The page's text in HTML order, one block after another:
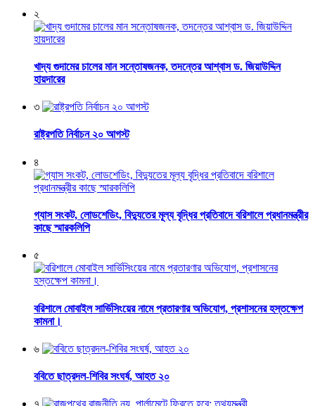
২
খাদ্য গুদামের চালের মান সন্তোষজনক, তদন্তের আশ্বাস ড. জিয়াউদ্দিন
হায়দারের
৩
রাষ্ট্রপতি নির্বাচন ২০ আগস্ট
৪
গ্যাস সংকট, লোডশেডিং, বিদ্যুতের মূল্য বৃদ্ধির প্রতিবাদে বরিশালে প্রধানমন্ত্রীর
কাছে স্মারকলিপি
৫
বরিশালে মোবাইল সার্ভিসিংয়ের নামে প্রতারণার অভিযোগ, প্রশাসনের হস্তক্ষেপ
কামনা।
৬
ববিতে ছাত্রদল-শিবির সংঘর্ষ, আহত ২০